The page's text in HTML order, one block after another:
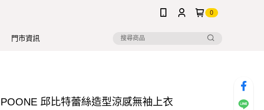
0
門市資訊
POONE 邱比特蕾絲造型涼感無袖上衣